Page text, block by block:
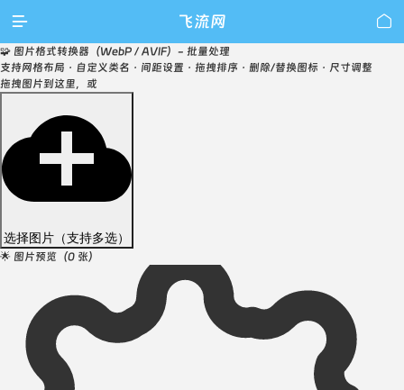
 飞流网 
🧩 图片格式转换器（WebP / AVIF）- 批量处理
支持网格布局 · 自定义类名 · 间距设置 · 拖拽排序 · 删除/替换图标 · 尺寸调整
拖拽图片到这里，或
选择图片（支持多选）
🌟 图片预览（0 张）